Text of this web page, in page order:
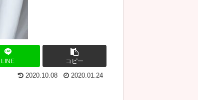
LINE コピー
2020.10.08 2020.01.24